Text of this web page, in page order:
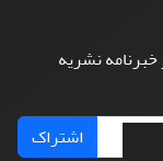
نشریه
اشتراک